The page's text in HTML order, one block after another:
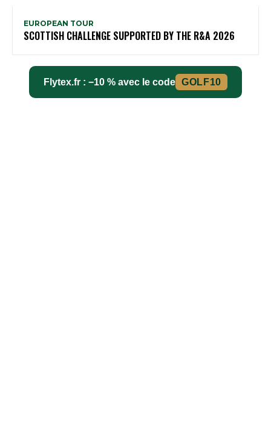
EUROPEAN TOUR
SCOTTISH CHALLENGE SUPPORTED BY THE R&A 2026
Flytex.fr : −10 % avec le code GOLF10